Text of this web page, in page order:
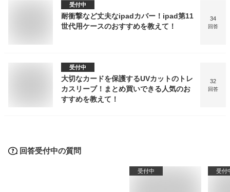
受付中
耐衝撃など丈夫なipadカバー！ipad第11
世代用ケースのおすすめを教えて！
34
回答
受付中
大切なカードを保護するUVカットのトレ
カスリーブ！まとめ買いできる人気のお
すすめを教えて！
32
回答
回答受付中の質問
受付中 受付